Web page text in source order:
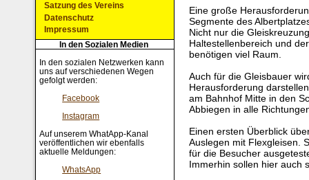
Eine große
Segmente des
Nicht nur die
Haltestellenbereich und
benötigen viel Raum.
Auch für die Gleisbauer
Herausforderung
am Bahnhof Mitte in den
Abbiegen in alle
Einen ersten Überblick
Auslegen mit Flexgleisen.
für die Besucher
Immerhin sollen hier auch
Satzung des Vereins
Datenschutz
Impressum
In den Sozialen Medien
In den sozialen Netzwerken kann
uns auf verschiedenen Wegen
gefolgt werden:
Facebook
Instagram
Auf unserem WhatApp-Kanal
veröffentlichen wir ebenfalls
aktuelle Meldungen:
WhatsApp